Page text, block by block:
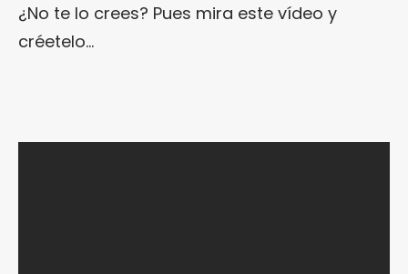
¿No te lo crees? Pues mira este vídeo y
créetelo…